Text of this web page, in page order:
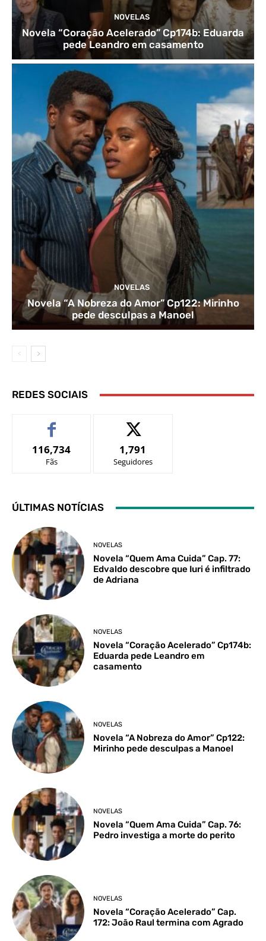
NOVELAS
Novela “Coração Acelerado” Cp174b: Eduarda
pede Leandro em casamento
NOVELAS
Novela “A Nobreza do Amor” Cp122: Mirinho
pede desculpas a Manoel
REDES SOCIAIS
116,734
Fãs
1,791
Seguidores
ÚLTIMAS NOTÍCIAS
NOVELAS
Novela “Quem Ama Cuida” Cap. 77:
Edvaldo descobre que Iuri é infiltrado
de Adriana
NOVELAS
Novela “Coração Acelerado” Cp174b:
Eduarda pede Leandro em
casamento
NOVELAS
Novela “A Nobreza do Amor” Cp122:
Mirinho pede desculpas a Manoel
NOVELAS
Novela “Quem Ama Cuida” Cap. 76:
Pedro investiga a morte do perito
NOVELAS
Novela “Coração Acelerado” Cap.
172: João Raul termina com Agrado